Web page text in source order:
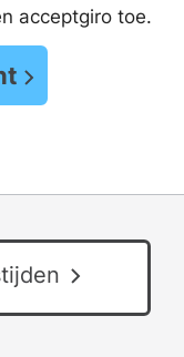
acceptgiro toe.